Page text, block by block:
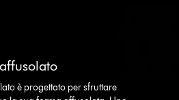
è progettato per sfruttare